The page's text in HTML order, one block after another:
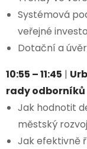
Systémová
veřejné
Dotační a
10:55 – 11:45 |
rady odborníků
Jak hodnotit
městský
Jak efektivně